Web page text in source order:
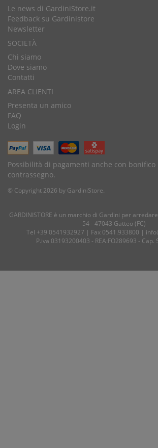
Le news di GardiniStore.it
Feedback su Gardinistore
Newsletter
SOCIETÀ
Chi siamo
Dove siamo
Contatti
AREA CLIENTI
Presenta un amico
FAQ
Login
Possibilità di pagamenti anche con bonifico
contrassegno.
© Copyright 2026 by GardiniStore.
GARDINISTORE è un marchio di Gardini per arredare
54 - 47043 Gatteo (FC)
Tel +39 0541932927 | Fax 0541.933800 |
P.iva 03193200403 - REA:FO289693 - Cap.